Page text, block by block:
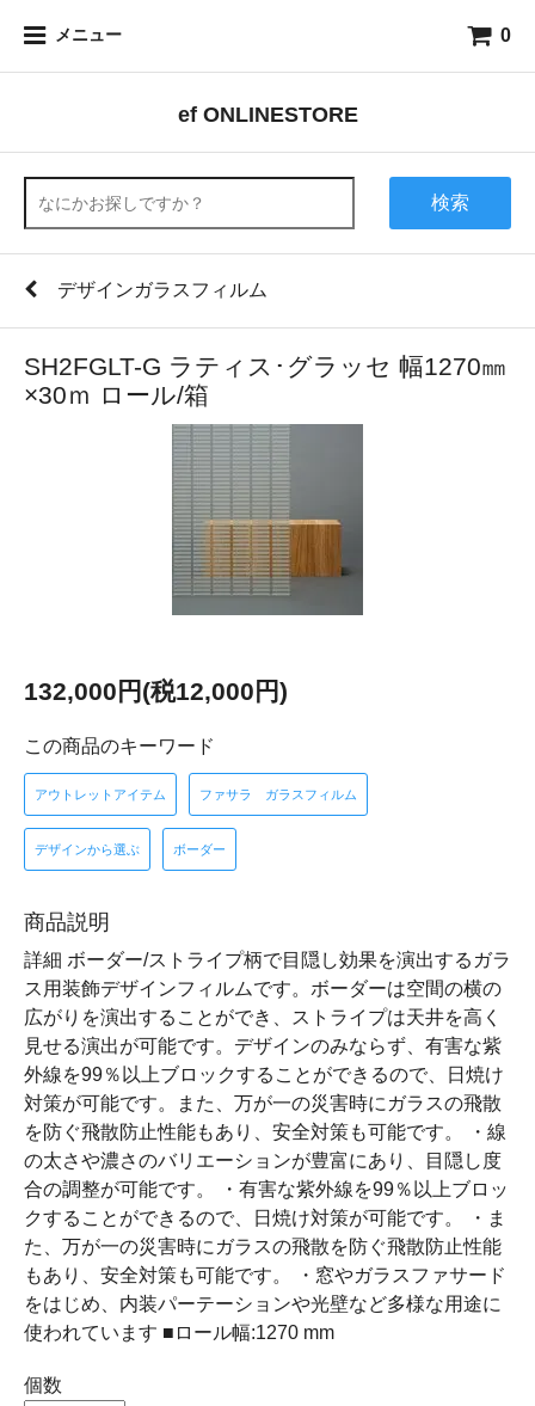
メニュー 0
ef ONLINESTORE
検索
デザインガラスフィルム
SH2FGLT-G ラティス･グラッセ 幅1270㎜
×30ｍ ロール/箱
132,000円(税12,000円)
この商品のキーワード
アウトレットアイテム ファサラ ガラスフィルム
デザインから選ぶ ボーダー
商品説明
詳細 ボーダー/ストライプ柄で目隠し効果を演出するガラ
ス用装飾デザインフィルムです。ボーダーは空間の横の
広がりを演出することができ、ストライプは天井を高く
見せる演出が可能です。デザインのみならず、有害な紫
外線を99％以上ブロックすることができるので、日焼け
対策が可能です。また、万が一の災害時にガラスの飛散
を防ぐ飛散防止性能もあり、安全対策も可能です。 ・線
の太さや濃さのバリエーションが豊富にあり、目隠し度
合の調整が可能です。 ・有害な紫外線を99％以上ブロッ
クすることができるので、日焼け対策が可能です。 ・ま
た、万が一の災害時にガラスの飛散を防ぐ飛散防止性能
もあり、安全対策も可能です。 ・窓やガラスファサード
をはじめ、内装パーテーションや光壁など多様な用途に
使われています ■ロール幅:1270 mm
個数